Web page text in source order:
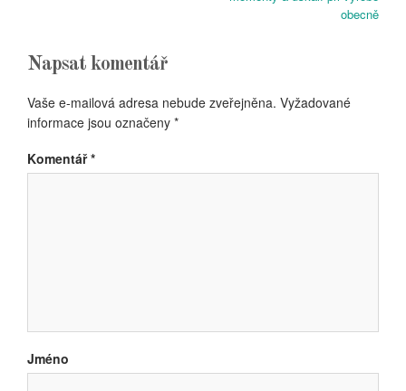
obecně
Napsat komentář
Vaše e-mailová adresa nebude zveřejněna. Vyžadované
informace jsou označeny *
Komentář*
Jméno